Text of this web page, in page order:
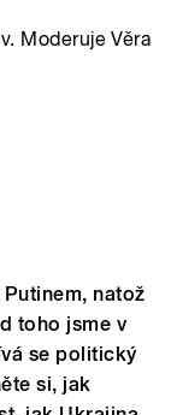
Moderuje Věra
natož
toho jsme v
se politický
si, jak